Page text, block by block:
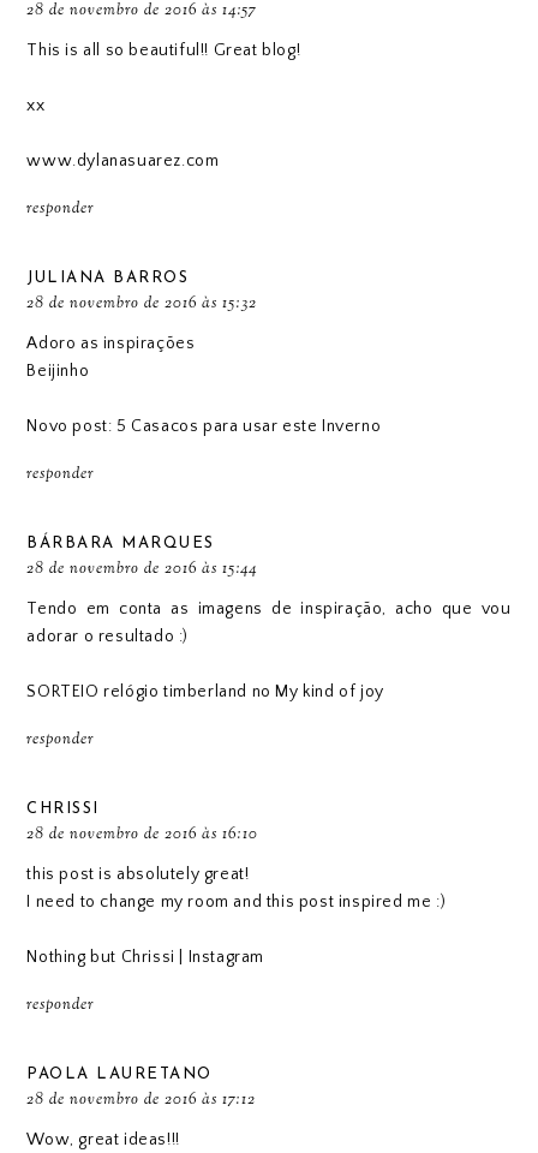
28 de novembro de 2016 às 14:57
This is all so beautiful!! Great blog!
xx
www.dylanasuarez.com
responder
JULIANA BARROS
28 de novembro de 2016 às 15:32
Adoro as inspirações
Beijinho
Novo post: 5 Casacos para usar este Inverno
responder
BÁRBARA MARQUES
28 de novembro de 2016 às 15:44
Tendo em conta as imagens de inspiração, acho que vou
adorar o resultado :)
SORTEIO relógio timberland no My kind of joy
responder
CHRISSI
28 de novembro de 2016 às 16:10
this post is absolutely great!
I need to change my room and this post inspired me :)
Nothing but Chrissi Instagram
responder
PAOLA LAURETANO
28 de novembro de 2016 às 17:12
Wow, great ideas!!!